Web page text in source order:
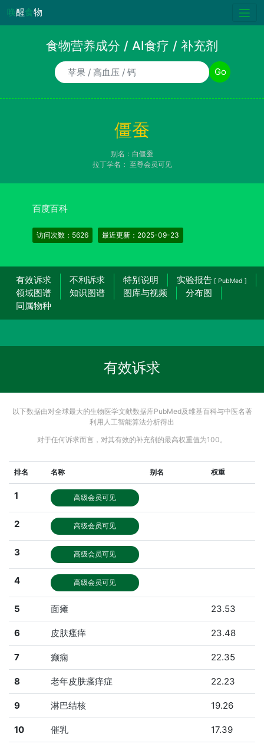
唤醒食物
食物营养成分 / AI食疗 / 补充剂
食物/AI食疗诉求/补充剂名称 Go
僵蚕
别名：白僵蚕
拉丁学名： 至尊会员可见
百度百科
访问次数：5626 最近更新：2025-09-23
有效诉求 不利诉求 特别说明 实验报告 [ PubMed ]
领域图谱 知识图谱 图库与视频
分布图
同属物种
有效诉求
以下数据由对全球最大的生物医学文献数据库PubMed及维基百科与中医名著
利用人工智能算法分析得出
对于任何诉求而言，对其有效的补充剂的最高权重值为100。
排名 名称 别名 权重
1 高级会员可见
2 高级会员可见
3 高级会员可见
4 高级会员可见
5 面瘫 23.53
6 皮肤瘙痒 23.48
7 癫痫 22.35
8 老年皮肤瘙痒症 22.23
9 淋巴结核 19.26
10 催乳 17.39